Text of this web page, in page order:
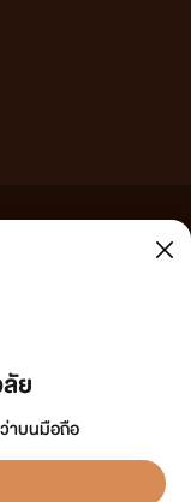
ย
าบนมือถือ
งนั้นผู้อ่านทุกท่านโปรดใช้
ขัดต่อกฎหมายและศีลธรรม
ทันที ทั้งนี้ ทางเว็บไซต์ขอสงวน